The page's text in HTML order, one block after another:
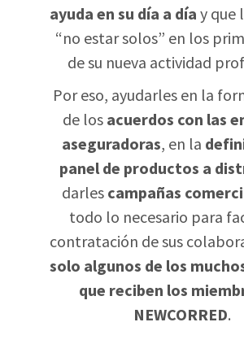
ayuda en su día a día y que
“no estar solos” en los
de su nueva actividad
Por eso, ayudarles en la
de los acuerdos con las
aseguradoras, en la
panel de productos a
darles campañas
todo lo necesario para
contratación de sus
solo algunos de los
que reciben los
NEWCORRED.